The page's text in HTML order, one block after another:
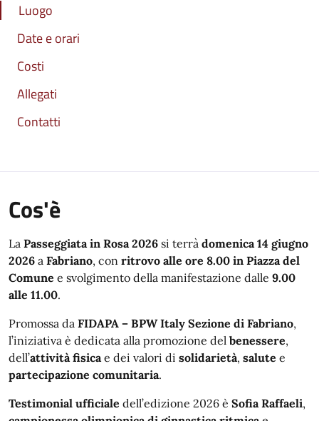
Luogo
Date e orari
Costi
Allegati
Contatti
Cos'è
La Passeggiata in Rosa 2026 si terrà domenica 14 giugno
2026 a Fabriano, con ritrovo alle ore 8.00 in Piazza del
Comune e svolgimento della manifestazione dalle 9.00
alle 11.00.
Promossa da FIDAPA – BPW Italy Sezione di Fabriano,
l’iniziativa è dedicata alla promozione del benessere,
dell’attività fisicae dei valori di solidarietà, salute e
partecipazione comunitaria.
Testimonial ufficiale dell’edizione 2026 è Sofia Raffaeli,